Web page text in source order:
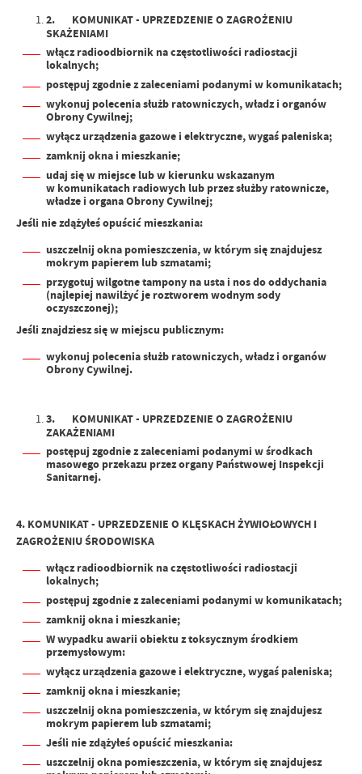
2. KOMUNIKAT - UPRZEDZENIE O ZAGROŻENIU
SKAŻENIAMI
włącz radioodbiornik na częstotliwości radiostacji
lokalnych;
postępuj zgodnie z zaleceniami podanymi w komunikatach;
wykonuj polecenia służb ratowniczych, władz i organów
Obrony Cywilnej;
wyłącz urządzenia gazowe i elektryczne, wygaś paleniska;
zamknij okna i mieszkanie;
udaj się w miejsce lub w kierunku wskazanym
w komunikatach radiowych lub przez służby ratownicze,
władze i organa Obrony Cywilnej;
Jeśli nie zdążyłeś opuścić mieszkania:
uszczelnij okna pomieszczenia, w którym się znajdujesz
mokrym papierem lub szmatami;
przygotuj wilgotne tampony na usta i nos do oddychania
(najlepiej nawilżyć je roztworem wodnym sody
oczyszczonej);
Jeśli znajdziesz się w miejscu publicznym:
wykonuj polecenia służb ratowniczych, władz i organów
Obrony Cywilnej.
3. KOMUNIKAT - UPRZEDZENIE O ZAGROŻENIU
ZAKAŻENIAMI
postępuj zgodnie z zaleceniami podanymi w środkach
masowego przekazu przez organy Państwowej Inspekcji
Sanitarnej.
4. KOMUNIKAT - UPRZEDZENIE O KLĘSKACH ŻYWIOŁOWYCH I
ZAGROŻENIU ŚRODOWISKA
włącz radioodbiornik na częstotliwości radiostacji
lokalnych;
postępuj zgodnie z zaleceniami podanymi w komunikatach;
zamknij okna i mieszkanie;
Wwypadku awarii obiektu z toksycznym środkiem
przemysłowym:
wyłącz urządzenia gazowe i elektryczne, wygaś paleniska;
zamknij okna i mieszkanie;
uszczelnij okna pomieszczenia, w którym się znajdujesz
mokrym papierem lub szmatami;
Jeśli niezdążyłeś opuścić mieszkania:
uszczelnij okna pomieszczenia, w którym się znajdujesz